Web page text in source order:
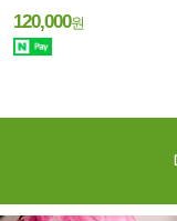
120,000원